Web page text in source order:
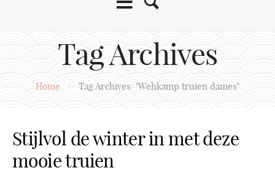
Tag Archives
Home / Tag Archives: "Wehkamp truien dames"
Stijlvol de winter in met deze
mooie truien